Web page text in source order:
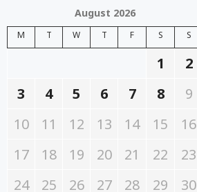
August 2026
M T W T F S S
1
2
3
4 5 6 7 8
9
10
11 12 13 14 15
16
17
18 19 20 21 22
23
24
25 26 27 28 29
30